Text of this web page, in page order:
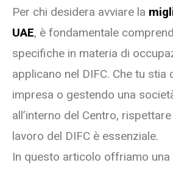
Per chi desidera avviare la
UAE, è fondamentale
specifiche in materia di
applicano nel DIFC. Che tu stia
impresa o gestendo una
all’interno del Centro,
lavoro del DIFC è essenziale.
In questo articolo offriamo